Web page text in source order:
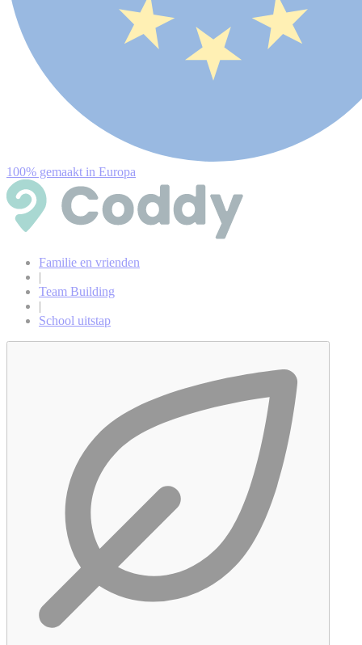
100% gemaakt in Europa
Familie en vrienden
|
Team Building
|
School uitstap